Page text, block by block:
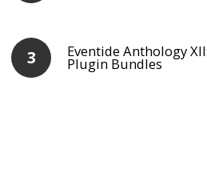
Eventide Anthology
Plugin Bundles